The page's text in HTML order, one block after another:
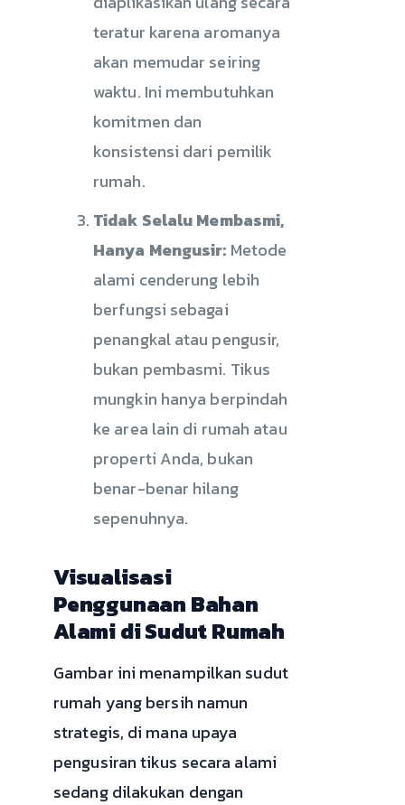
teratur karena aromanya
akan memudar seiring
waktu. Ini membutuhkan
komitmen dan
konsistensi dari pemilik
rumah.
Tidak Selalu Membasmi,
Hanya Mengusir: Metode
alami cenderung lebih
berfungsi sebagai
penangkal atau pengusir,
bukan pembasmi. Tikus
mungkin hanya berpindah
ke area lain di rumah atau
properti Anda, bukan
benar-benar hilang
sepenuhnya.
Visualisasi
Penggunaan Bahan
Alami di Sudut Rumah
Gambar ini menampilkan sudut
rumah yang bersih namun
strategis, di mana upaya
pengusiran tikus secara alami
sedang dilakukan dengan